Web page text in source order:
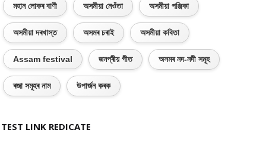
মহান লোকৰ বাণী অসমীয়া নেওঁতা অসমীয়া পঞ্জিকা
অসমীয়া দৰখাস্ত অসমৰ চৰাই অসমীয়া কবিতা
Assam festival জনপ্ৰীয় গীত অসমৰ নদ-নদী সমূহ
ৰজা সমূহৰ নাম উপাৰ্জন কৰক
TEST LINK REDICATE